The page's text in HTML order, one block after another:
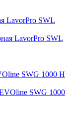
LavorPro SWL
SWG 1000 H